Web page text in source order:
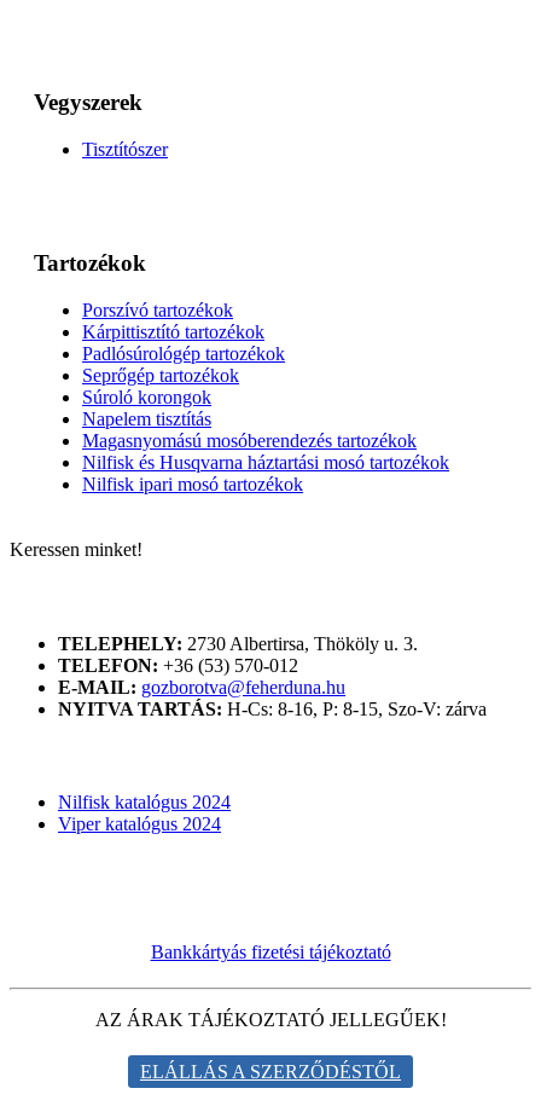
Vegyszerek
Tisztítószer
Tartozékok
Porszívó tartozékok
Kárpittisztító tartozékok
Padlósúrológép tartozékok
Seprőgép tartozékok
Súroló korongok
Napelem tisztítás
Magasnyomású mosóberendezés tartozékok
Nilfisk és Husqvarna háztartási mosó tartozékok
Nilfisk ipari mosó tartozékok
Keressen minket!
TELEPHELY: 2730 Albertirsa, Thököly u. 3.
TELEFON: +36 (53) 570-012
E-MAIL: gozborotva@feherduna.hu
NYITVA TARTÁS: H-Cs: 8-16, P: 8-15, Szo-V: zárva
Nilfisk katalógus 2024
Viper katalógus 2024
Bankkártyás fizetési tájékoztató
AZ ÁRAK TÁJÉKOZTATÓ JELLEGŰEK!
ELÁLLÁS A SZERZŐDÉSTŐL